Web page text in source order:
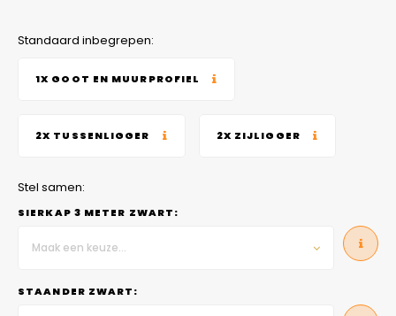
Standaard inbegrepen:
1X GOOT EN MUURPROFIEL
2X TUSSENLIGGER 2X ZIJLIGGER
Stel samen:
SIERKAP 3 METER ZWART:
Maak een keuze...
STAANDER ZWART: